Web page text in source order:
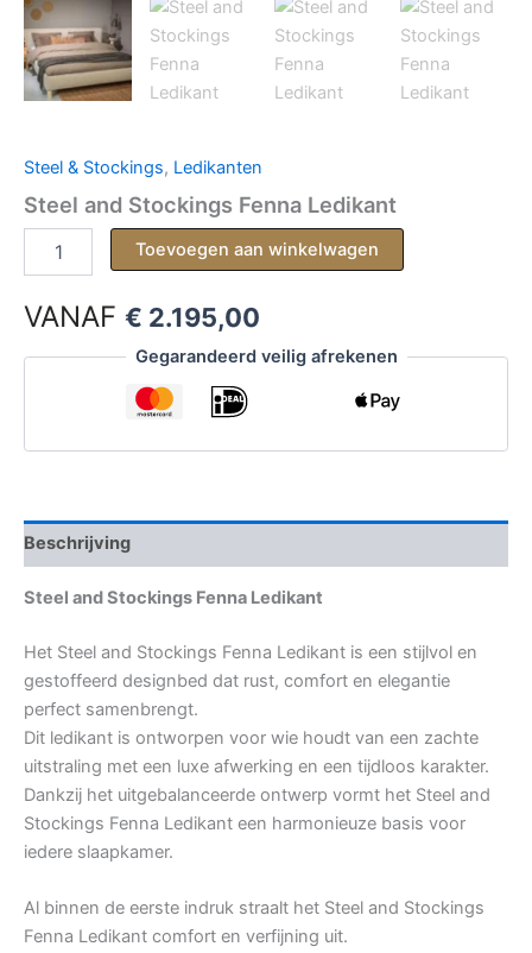
Steel & Stockings, Ledikanten
Steel and Stockings Fenna Ledikant
Fenna
aantal
Toevoegen aan winkelwagen
VANAF € 2.195,00
Gegarandeerd veilig afrekenen
Beschrijving
Steel and Stockings Fenna Ledikant
Het Steel and Stockings Fenna Ledikant is een stijlvol en
gestoffeerd designbed dat rust, comfort en elegantie
perfect samenbrengt.
Dit ledikant is ontworpen voor wie houdt van een zachte
uitstraling met een luxe afwerking en een tijdloos karakter.
Dankzij het uitgebalanceerde ontwerp vormt het Steel and
Stockings Fenna Ledikant een harmonieuze basis voor
iedere slaapkamer.
Al binnen de eerste indruk straalt het Steel and Stockings
Fenna Ledikant comfort en verfijning uit.